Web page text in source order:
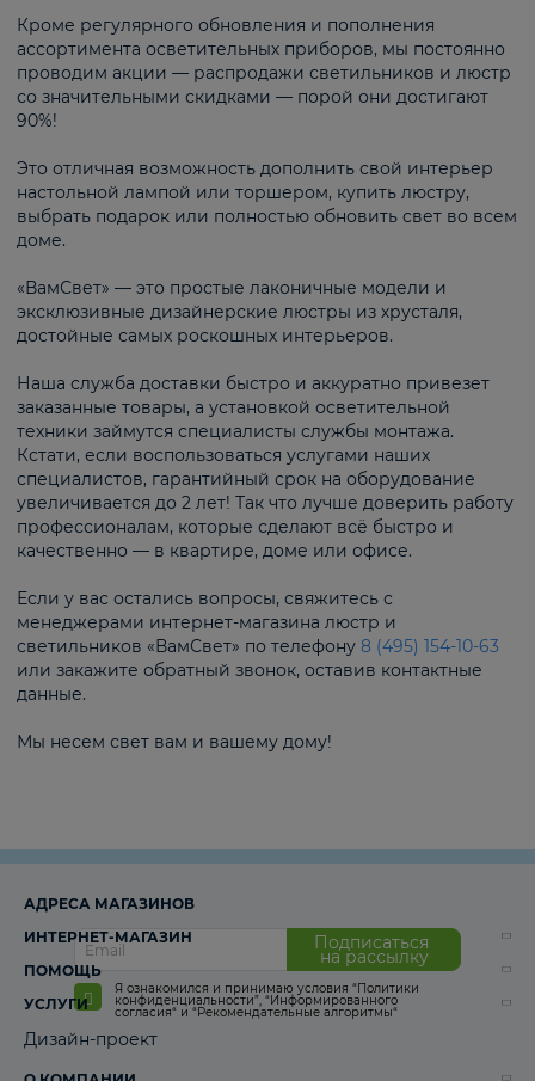
Кроме регулярного обновления и пополнения
ассортимента осветительных приборов, мы постоянно
проводим акции — распродажи светильников и люстр
со значительными скидками — порой они достигают
90%!
Это отличная возможность дополнить свой интерьер
настольной лампой или торшером, купить люстру,
выбрать подарок или полностью обновить свет во всем
доме.
«ВамСвет» — это простые лаконичные модели и
эксклюзивные дизайнерские люстры из хрусталя,
достойные самых роскошных интерьеров.
Наша служба доставки быстро и аккуратно привезет
заказанные товары, а установкой осветительной
техники займутся специалисты службы монтажа.
Кстати, если воспользоваться услугами наших
специалистов, гарантийный срок на оборудование
увеличивается до 2 лет! Так что лучше доверить работу
профессионалам, которые сделают всё быстро и
качественно — в квартире, доме или офисе.
Если у вас остались вопросы, свяжитесь с
менеджерами интернет-магазина люстр и
светильников «ВамСвет» по телефону 8 (495) 154-10-63
или закажите обратный звонок, оставив контактные
данные.
Мы несем свет вам и вашему дому!
Подписаться
на рассылку
Я ознакомился и принимаю условия “Политики
конфиденциальности”, “Информированного
согласия“ и “Рекомендательные алгоритмы“
АДРЕСА МАГАЗИНОВ
ИНТЕРНЕТ-МАГАЗИН
ПОМОЩЬ
УСЛУГИ
Дизайн-проект